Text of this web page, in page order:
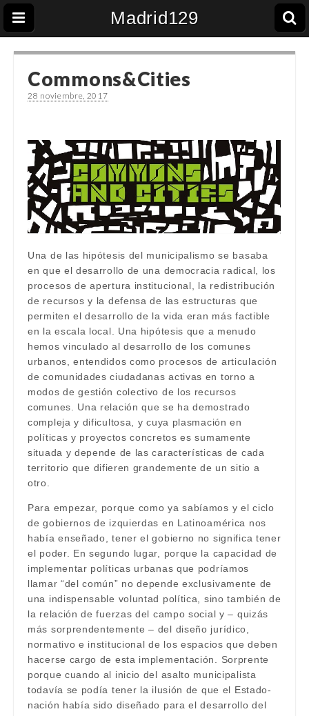
Madrid129
Commons&Cities
28 noviembre, 2017
Una de las hipótesis del municipalismo se basaba
en que el desarrollo de una democracia radical, los
procesos de apertura institucional, la redistribución
de recursos y la defensa de las estructuras que
permiten el desarrollo de la vida eran más factible
en la escala local. Una hipótesis que a menudo
hemos vinculado al desarrollo de los comunes
urbanos, entendidos como procesos de articulación
de comunidades ciudadanas activas en torno a
modos de gestión colectivo de los recursos
comunes. Una relación que se ha demostrado
compleja y dificultosa, y cuya plasmación en
políticas y proyectos concretos es sumamente
situada y depende de las características de cada
territorio que difieren grandemente de un sitio a
otro.
Para empezar, porque como ya sabíamos y el ciclo
de gobiernos de izquierdas en Latinoamérica nos
había enseñado, tener el gobierno no significa tener
el poder. En segundo lugar, porque la capacidad de
implementar políticas urbanas que podríamos
llamar “del común” no depende exclusivamente de
una indispensable voluntad política, sino también de
la relación de fuerzas del campo social y – quizás
más sorprendentemente – del diseño jurídico,
normativo e institucional de los espacios que deben
hacerse cargo de esta implementación. Sorprente
porque cuando al inicio del asalto municipalista
todavía se podía tener la ilusión de que el Estado-
nación había sido diseñado para el desarrollo del